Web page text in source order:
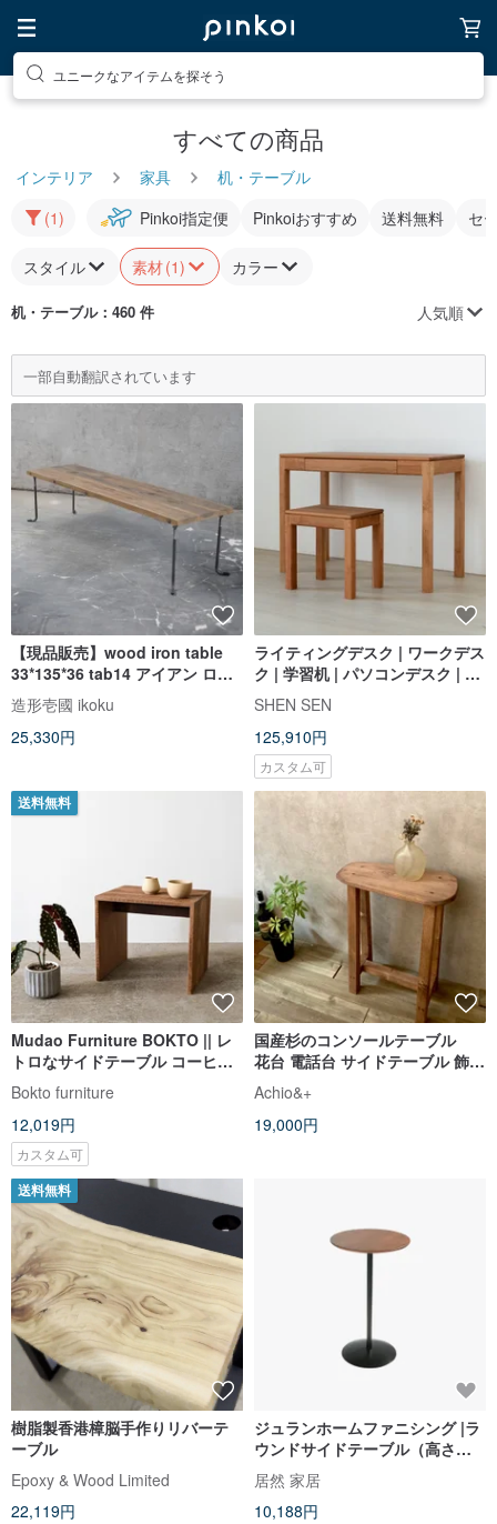
ユニークなアイテムを探そう
すべての商品
インテリア 家具
机・テーブル
(1)
Pinkoi指定便 Pinkoiおすすめ 送料無料 セ
スタイル 素材(1) カラー
机・テーブル：460 件 人気順
一部自動翻訳されています
【現品販売】wood iron table
33*135*36 tab14 アイアン ロー
テーブル 机 鉄脚
造形壱國 ikoku
25,330円
ライティングデスク | ワークデス
ク | 学習机 | パソコンデスク | ド
レッサー【MORE（モア）】
SHEN SEN
125,910円
カスタム可
送料無料
Mudao Furniture BOKTO || レ
トロなサイドテーブル コーヒー
テーブル ディスプレイスタンド
Bokto furniture
12,019円
カスタム可
国産杉のコンソールテーブル
花台 電話台 サイドテーブル 飾り
台 木製家具
Achio&+
19,000円
送料無料
樹脂製香港樟脳手作りリバーテ
ーブル
Epoxy & Wood Limited
22,119円
ジュランホームファニシング |ラ
ウンドサイドテーブル（高さ
70cmバージョン）
居然 家居
10,188円